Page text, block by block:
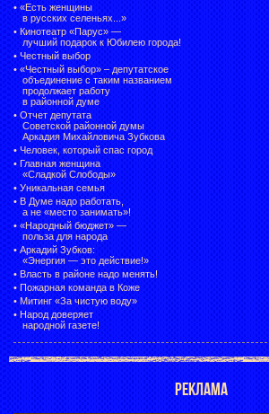
• «Есть женщины
в русских селеньях...»
• Кинотеатр «Парус» —
лучший подарок к Юбилею города!
• Честный выбор
• «Честный выбор» – депутатское
объединение с таким названием
продолжает работу
в районной думе
• Отчет депутата
Советской районной думы
Аркадия Михайловича Зубкова
• Человек, который спас город
• Главная женщина
«Сладкой Слободы»
• Уникальная семья
• В Думе надо работать,
а не «место занимать»!
• «Народный бюджет» —
польза для народа
• Аркадий Зубков:
«Энергия — это действие!»
• Власть в районе надо менять!
• Пожарная команда в Коже
• Митинг «За чистую воду»
• Народ доверяет
народной газете!
РЕКЛАМА